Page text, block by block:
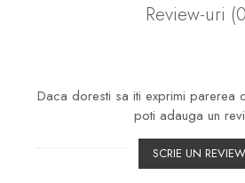
Review-uri
Daca doresti sa iti exprimi parerea
poti adauga un
SCRIE UN REVIEW